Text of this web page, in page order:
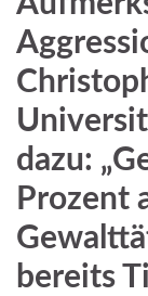
dazu:
Prozent
bereits